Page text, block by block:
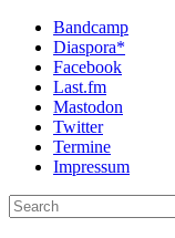
Bandcamp
Diaspora*
Facebook
Last.fm
Mastodon
Twitter
Termine
Impressum